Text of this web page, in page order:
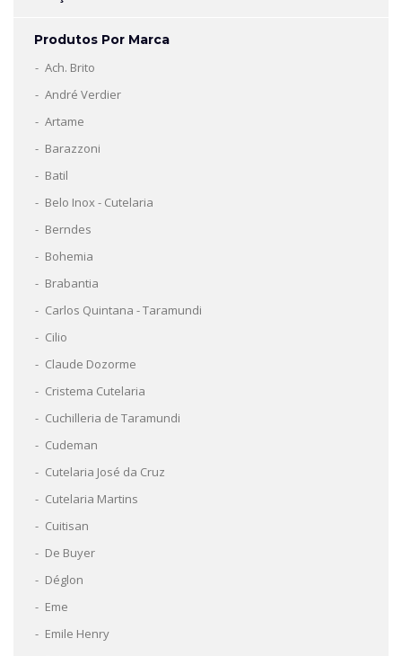
Produtos Por Marca
Ach. Brito
André Verdier
Artame
Barazzoni
Batil
Belo Inox - Cutelaria
Berndes
Bohemia
Brabantia
Carlos Quintana - Taramundi
Cilio
Claude Dozorme
Cristema Cutelaria
Cuchilleria de Taramundi
Cudeman
Cutelaria José da Cruz
Cutelaria Martins
Cuitisan
De Buyer
Déglon
Eme
Emile Henry